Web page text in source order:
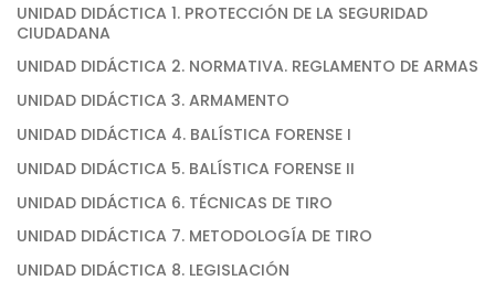
UNIDAD DIDÁCTICA 1. PROTECCIÓN DE LA SEGURIDAD
CIUDADANA
UNIDAD DIDÁCTICA 2. NORMATIVA. REGLAMENTO DE ARMAS
UNIDAD DIDÁCTICA 3. ARMAMENTO
UNIDAD DIDÁCTICA 4. BALÍSTICA FORENSE I
UNIDAD DIDÁCTICA 5. BALÍSTICA FORENSE II
UNIDAD DIDÁCTICA 6. TÉCNICAS DE TIRO
UNIDAD DIDÁCTICA 7. METODOLOGÍA DE TIRO
UNIDAD DIDÁCTICA 8. LEGISLACIÓN